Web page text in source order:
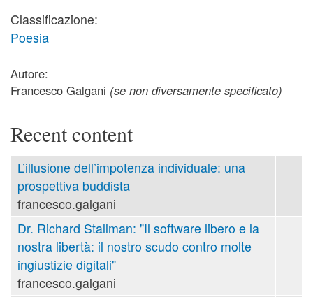
Classificazione:
Poesia
Autore:
Francesco Galgani (se non diversamente specificato)
Recent content
L’illusione dell’impotenza individuale: una
prospettiva buddista
francesco.galgani
Dr. Richard Stallman: "Il software libero e la
nostra libertà: il nostro scudo contro molte
ingiustizie digitali"
francesco.galgani